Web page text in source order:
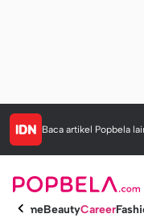
Baca artikel Popbela
HomeBeautyCareer